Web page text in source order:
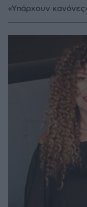
«Υπάρχουν